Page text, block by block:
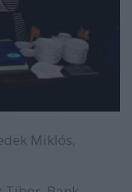
Miklós,